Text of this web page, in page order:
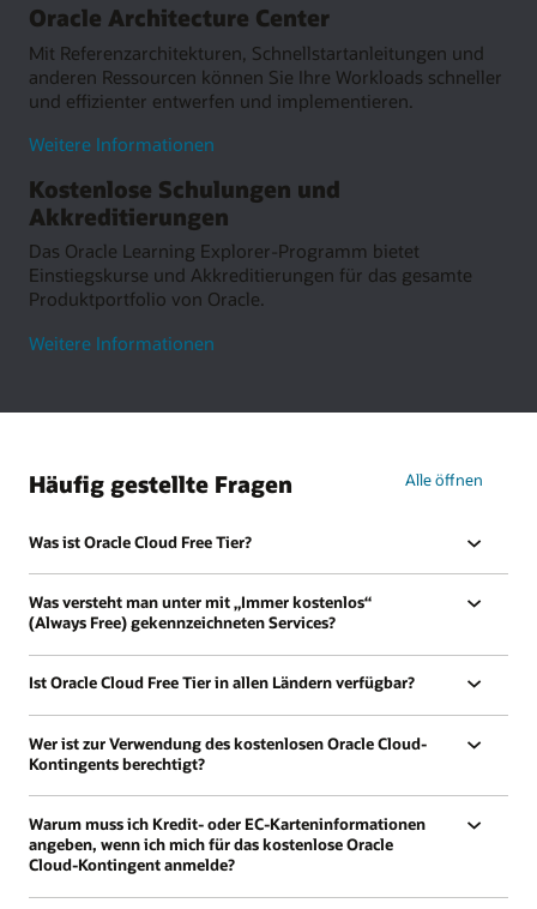
Resource
Center
Oracle Architecture Center
Mit Referenzarchitekturen, Schnellstartanleitungen und
anderen Ressourcen können Sie Ihre Workloads schneller
und effizienter entwerfen und implementieren.
Weitere Informationen
Architecture
Center
Kostenlose Schulungen und
Akkreditierungen
Das Oracle Learning Explorer-Programm bietet
Einstiegskurse und Akkreditierungen für das gesamte
Produktportfolio von Oracle.
Weitere Informationen
und
Häufig gestellte Fragen Alle öffnen
Was ist Oracle Cloud Free Tier?
Was versteht man unter mit „Immer kostenlos“
(Always Free) gekennzeichneten Services?
Ist Oracle Cloud Free Tier in allen Ländern verfügbar?
Wer ist zur Verwendung des kostenlosen Oracle Cloud-
Kontingents berechtigt?
Warum muss ich Kredit- oder EC-Karteninformationen
angeben, wenn ich mich für das kostenlose Oracle
Cloud-Kontingent anmelde?